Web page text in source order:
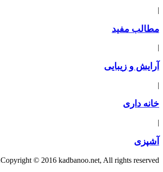
|
مطالب مفید
|
آرایش و زیبایی
|
خانه داری
|
آشپزی
Copyright © 2016 kadbanoo.net, All rights reserved.